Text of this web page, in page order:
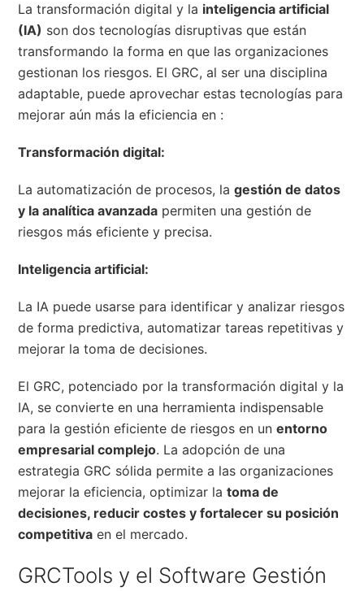
La transformación digital y la inteligencia artificial
(IA) son dos tecnologías disruptivas que están
transformando la forma en que las organizaciones
gestionan los riesgos. El GRC, al ser una disciplina
adaptable, puede aprovechar estas tecnologías para
mejorar aún más la eficiencia en :
Transformación digital:
La automatización de procesos, lagestión de datos
y la analítica avanzada permiten una gestión de
riesgos más eficiente y precisa.
Inteligencia artificial:
La IA puede usarse para identificar y analizar riesgos
de forma predictiva, automatizar tareas repetitivas y
mejorar la toma de decisiones.
El GRC, potenciado por la transformación digital y la
IA, se convierte en una herramienta indispensable
para la gestión eficiente de riesgos en unentorno
empresarial complejo. La adopción de una
estrategia GRC sólida permite a las organizaciones
mejorar la eficiencia, optimizar latoma de
decisiones, reducir costes y fortalecer su posición
competitiva en el mercado.
GRCTools y el Software Gestión